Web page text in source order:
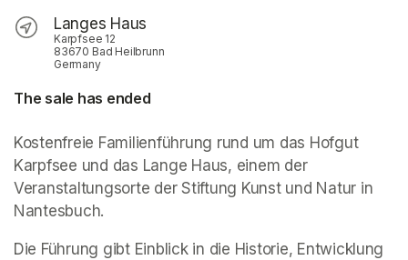
Langes Haus
Karpfsee 12
83670 Bad Heilbrunn
Germany
The sale has ended
Kostenfreie Familienführung rund um das Hofgut
Karpfsee und das Lange Haus, einem der
Veranstaltungsorte der Stiftung Kunst und Natur in
Nantesbuch.
Die Führung gibt Einblick in die Historie, Entwicklung